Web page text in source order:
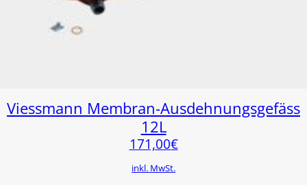
Viessmann Membran-Ausdehnungsgefäss
12L
171,00€
inkl. MwSt.